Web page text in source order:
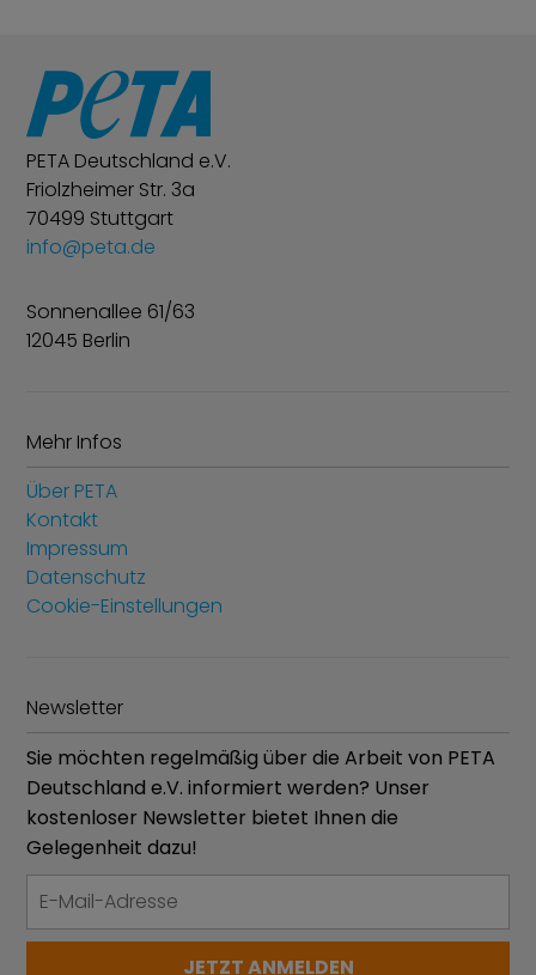
PETA Deutschland e.V.
Friolzheimer Str. 3a
70499 Stuttgart
info@peta.de
Sonnenallee 61/63
12045 Berlin
Mehr Infos
Über PETA
Kontakt
Impressum
Datenschutz
Cookie-Einstellungen
Newsletter
Sie möchten regelmäßig über die Arbeit von PETA
Deutschland e.V. informiert werden? Unser
kostenloser Newsletter bietet Ihnen die
Gelegenheit dazu!